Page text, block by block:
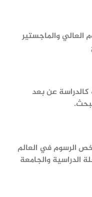
العالي والماجستير
كالدراسة عن بعد
.
الرسوم في العالم
والجامعة